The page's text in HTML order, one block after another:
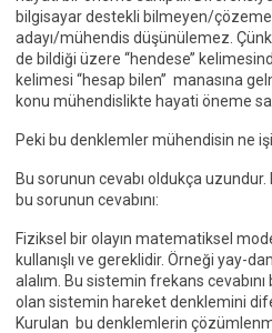
bilgisayar destekli bilmeyen/
adayı/mühendis düşünülemez.
de bildiği üzere ‘‘hendese’’
kelimesi ‘‘hesap bilen’’ manasına
konu mühendislikte hayati öneme
Peki bu denklemler mühendisin ne
Bu sorunun cevabı oldukça
bu sorunun cevabını:
Fiziksel bir olayın matematiksel
kullanışlı ve gereklidir. Örneği yay-
alalım. Bu sistemin frekans
olan sistemin hareket denklemini
Kurulan bu denklemlerin